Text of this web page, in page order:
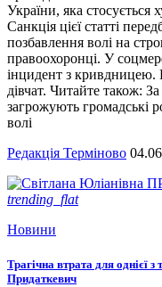
України, яка стосується
Санкція цієї статті
позбавлення волі на
правоохоронці. У
інцидент з кривдницею.
дівчат. Читайте також:
загрожують громадські
волі
Редакція Терміново
trending_flat
Новини
Трагічна втрата для однієї
Придаткевич